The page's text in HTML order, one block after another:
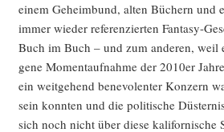
einem Geheim­bund, alten Büchern und
immer wie­der refe­ren­zier­ten Fan­ta­sy-
Buch im Buch – und zum ande­ren, weil
ge­ne Moment­auf­nah­me der 2010er
ein weit­ge­hend bene­vo­len­ter Kon­zern
sein konn­ten und die poli­ti­sche
sich noch nicht über die­se kali­for­ni­sche